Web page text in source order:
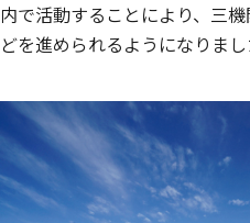
内で活動することにより、三
どを進められるようになりまし